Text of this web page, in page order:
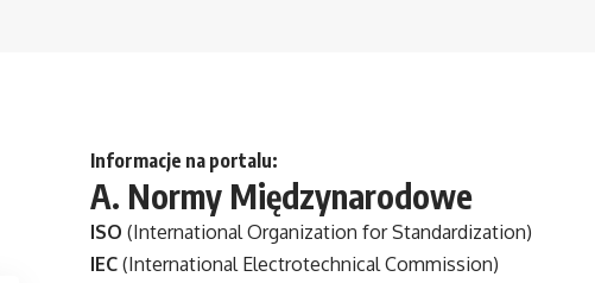
Informacje na portalu:
A. Normy Międzynarodowe
ISO (International Organization for Standardization)
IEC(International Electrotechnical Commission)